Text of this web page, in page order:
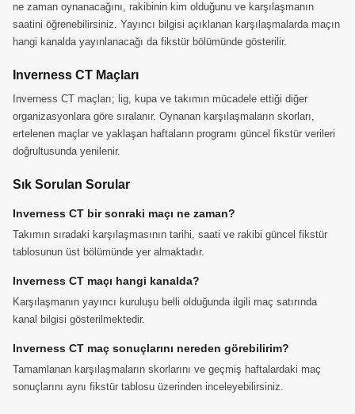
ne zaman oynanacağını, rakibinin kim olduğunu ve karşılaşmanın
saatini öğrenebilirsiniz. Yayıncı bilgisi açıklanan karşılaşmalarda maçın
hangi kanalda yayınlanacağı da fikstür bölümünde gösterilir.
Inverness CT Maçları
Inverness CT maçları; lig, kupa ve takımın mücadele ettiği diğer
organizasyonlara göre sıralanır. Oynanan karşılaşmaların skorları,
ertelenen maçlar ve yaklaşan haftaların programı güncel fikstür verileri
doğrultusunda yenilenir.
Sık Sorulan Sorular
Inverness CT bir sonraki maçı ne zaman?
Takımın sıradaki karşılaşmasının tarihi, saati ve rakibi güncel fikstür
tablosunun üst bölümünde yer almaktadır.
Inverness CT maçı hangi kanalda?
Karşılaşmanın yayıncı kuruluşu belli olduğunda ilgili maç satırında
kanal bilgisi gösterilmektedir.
Inverness CT maç sonuçlarını nereden görebilirim?
Tamamlanan karşılaşmaların skorlarını ve geçmiş haftalardaki maç
sonuçlarını aynı fikstür tablosu üzerinden inceleyebilirsiniz.